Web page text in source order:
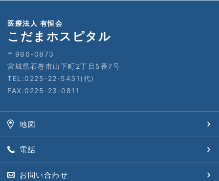
医療法人 有恒会
こだまホスピタル
〒986-0873
宮城県石巻市山下町2丁目5番7号
TEL:0225-22-5431(代)
FAX:0225-23-0811
地図
電話
お問い合わせ